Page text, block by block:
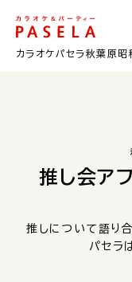
カラオケパセラ秋葉原昭
推し会ア
推しについて語り
パセラ